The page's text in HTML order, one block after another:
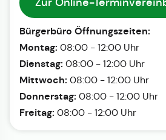
Bürgerbüro Öffnungszeiten:
Montag: 08:00 - 12:00 Uhr
Dienstag: 08:00 - 12:00 Uhr
Mittwoch: 08:00 - 12:00 Uhr
Donnerstag: 08:00 - 12:00 Uhr
Freitag: 08:00 - 12:00 Uhr